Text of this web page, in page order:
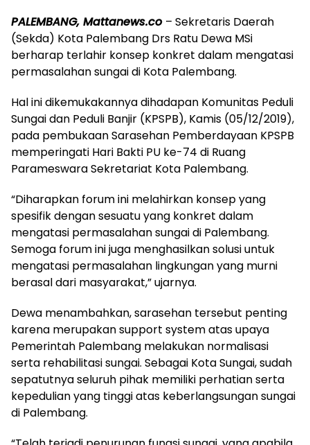
PALEMBANG, Mattanews.co – Sekretaris Daerah
(Sekda) Kota Palembang Drs Ratu Dewa MSi
berharap terlahir konsep konkret dalam mengatasi
permasalahan sungai di Kota Palembang.
Hal ini dikemukakannya dihadapan Komunitas Peduli
Sungai dan Peduli Banjir (KPSPB), Kamis (05/12/2019),
pada pembukaan Sarasehan Pemberdayaan KPSPB
memperingati Hari Bakti PU ke-74 di Ruang
Parameswara Sekretariat Kota Palembang.
“Diharapkan forum ini melahirkan konsep yang
spesifik dengan sesuatu yang konkret dalam
mengatasi permasalahan sungai di Palembang.
Semoga forum ini juga menghasilkan solusi untuk
mengatasi permasalahan lingkungan yang murni
berasal dari masyarakat,” ujarnya.
Dewa menambahkan, sarasehan tersebut penting
karena merupakan support system atas upaya
Pemerintah Palembang melakukan normalisasi
serta rehabilitasi sungai. Sebagai Kota Sungai, sudah
sepatutnya seluruh pihak memiliki perhatian serta
kepedulian yang tinggi atas keberlangsungan sungai
di Palembang.